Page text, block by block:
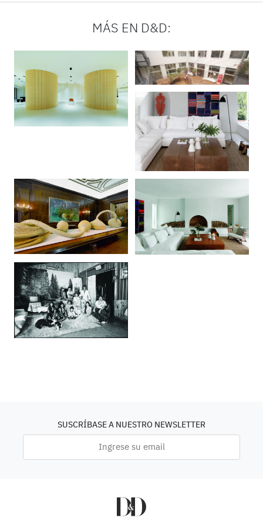
MÁS EN D&D:
SUSCRÍBASE A NUESTRO NEWSLETTER